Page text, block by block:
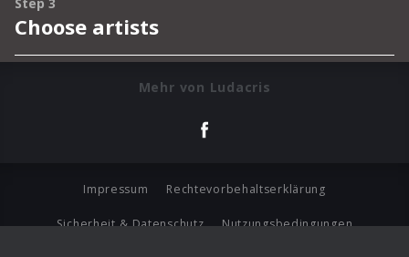
Mehr von Ludacris
Impressum Rechtevorbehaltserklärung
Sicherheit & Datenschutz Nutzungsbedingungen